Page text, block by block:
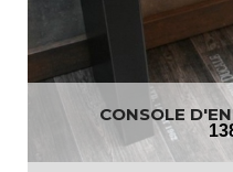
CONSOLE